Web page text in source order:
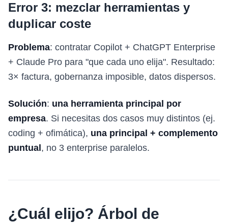
Error 3: mezclar herramientas y
duplicar coste
Problema: contratar Copilot + ChatGPT Enterprise
+ Claude Pro para "que cada uno elija". Resultado:
3× factura, gobernanza imposible, datos dispersos.
Solución: una herramienta principal por
empresa. Si necesitas dos casos muy distintos (ej.
coding + ofimática), una principal + complemento
puntual , no 3 enterprise paralelos.
¿Cuál elijo? Árbol de